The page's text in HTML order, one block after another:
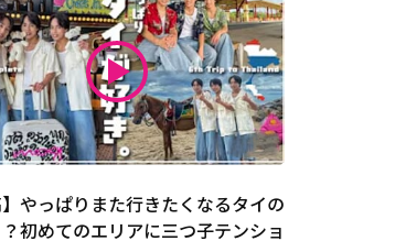
】やっぱりまた行きたくなるタイの
初めてのエリアに三つ子テンショ